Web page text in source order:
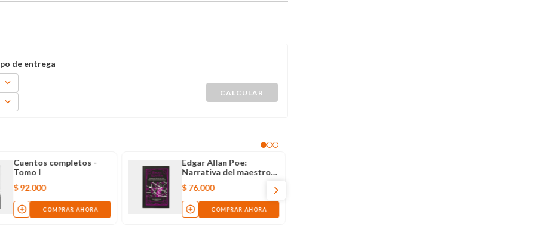
Cuentos completos -
Tomo I
$ 92.000
COMPRAR AHORA
Edgar Allan Poe:
Narrativa del maestro
del terror
$ 76.000
COMPRAR AHORA